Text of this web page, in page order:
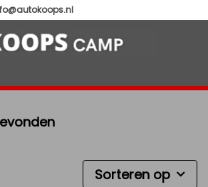
Sorteren op